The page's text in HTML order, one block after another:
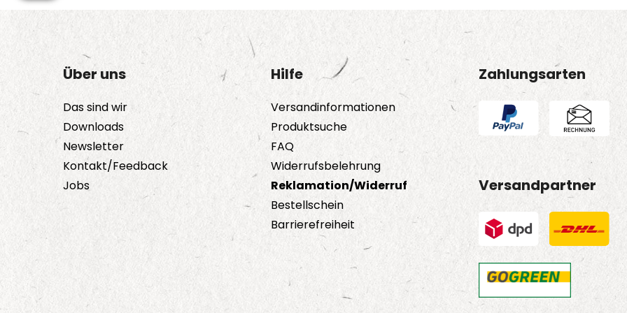
Über uns
Das sind wir
Downloads
Newsletter
Kontakt/Feedback
Jobs
Hilfe
Versandinformationen
Produktsuche
FAQ
Widerrufsbelehrung
Reklamation/Widerruf
Bestellschein
Barrierefreiheit
Zahlungsarten
Versandpartner